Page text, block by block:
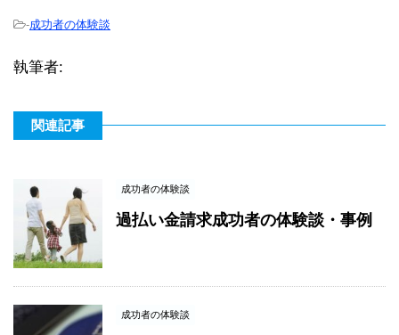
-成功者の体験談
執筆者:
関連記事
成功者の体験談
過払い金請求成功者の体験談・事例
成功者の体験談